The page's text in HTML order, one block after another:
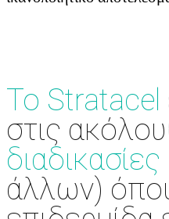
Το Stratacel
στις
διαδικασίες
άλλων)